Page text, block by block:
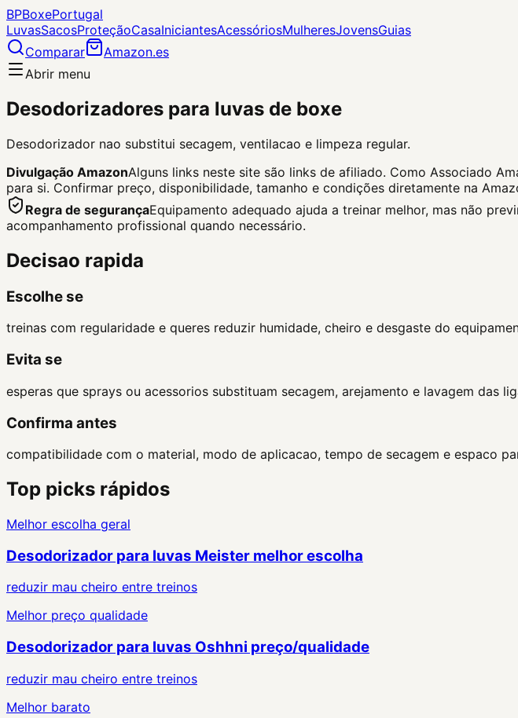
BPBoxePortugal
LuvasSacosProteçãoCasaIniciantesAcessóriosMulheresJovensGuias
Comparar
Amazon.es
Abrir menu
Desodorizadores para luvas de boxe
Desodorizador nao substitui secagem, ventilacao e limpeza regular.
Divulgação AmazonAlguns links neste site são links de afiliado. Como Associado
para si. Confirmar preço, disponibilidade, tamanho e condições diretamente na
Regra de segurançaEquipamento adequado ajuda a treinar melhor, mas não
acompanhamento profissional quando necessário.
Decisao rapida
Escolhe se
treinas com regularidade e queres reduzir humidade, cheiro e desgaste do
Evita se
esperas que sprays ou acessorios substituam secagem, arejamento e lavagem das
Confirma antes
compatibilidade com o material, modo de aplicacao, tempo de secagem e espaco
Top picks rápidos
Melhor escolha geral
Desodorizador para luvas Meister melhor escolha
reduzir mau cheiro entre treinos
Melhor preço qualidade
Desodorizador para luvas Oshhni preço/qualidade
reduzir mau cheiro entre treinos
Melhor barato